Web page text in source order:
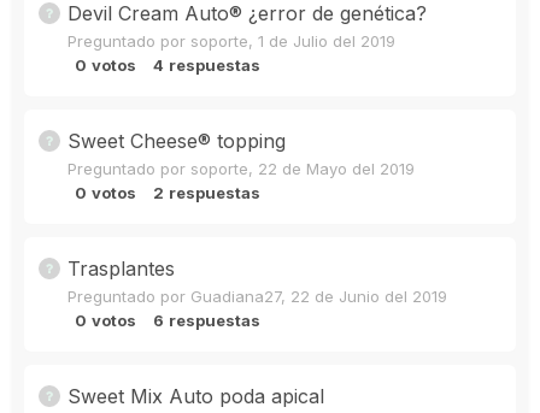
Devil Cream Auto® ¿error de genética?
Preguntado por soporte, 1 de Julio del 2019
0 votos 4 respuestas
Sweet Cheese® topping
Preguntado por soporte, 22 de Mayo del 2019
0 votos 2 respuestas
Trasplantes
Preguntado por Guadiana27, 22 de Junio del 2019
0 votos 6 respuestas
Sweet Mix Auto poda apical